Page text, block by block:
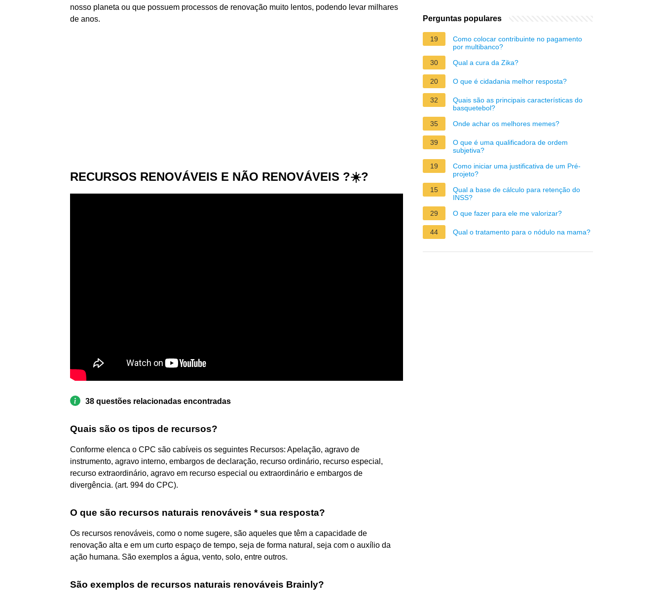
nosso planeta ou que possuem processos de renovação muito lentos, podendo levar milhares
de anos.
RECURSOS RENOVÁVEIS E NÃO RENOVÁVEIS ?☀️?
38 questões relacionadas encontradas
Quais são os tipos de recursos?
Conforme elenca o CPC são cabíveis os seguintes Recursos: Apelação, agravo de
instrumento, agravo interno, embargos de declaração, recurso ordinário, recurso especial,
recurso extraordinário, agravo em recurso especial ou extraordinário e embargos de
divergência. (art. 994 do CPC).
O que são recursos naturais renováveis * sua resposta?
Os recursos renováveis, como o nome sugere, são aqueles que têm a capacidade de
renovação alta e em um curto espaço de tempo, seja de forma natural, seja com o auxílio da
ação humana. São exemplos a água, vento, solo, entre outros.
São exemplos de recursos naturais renováveis Brainly?
Perguntas populares
19
Como colocar contribuinte no pagamento
por multibanco?
30
Qual a cura da Zika?
20 O que é cidadania melhor resposta?
32
Quais são as principais características do
basquetebol?
35
Onde achar os melhores memes?
39
O que é uma qualificadora de ordem
subjetiva?
19
Como iniciar uma justificativa de um Pré-
projeto?
15
Qual a base de cálculo para retenção do
INSS?
29
O que fazer para ele me valorizar?
44 Qual o tratamento para o nódulo na mama?